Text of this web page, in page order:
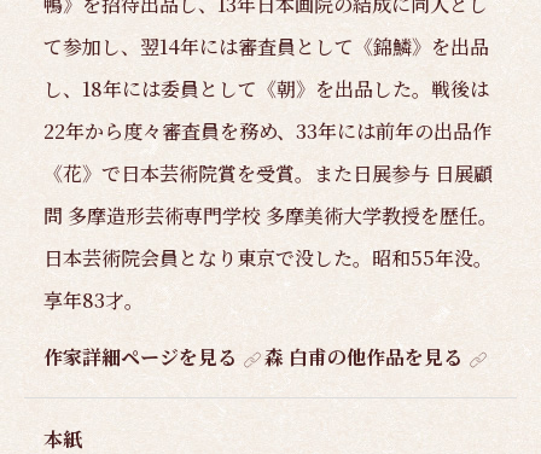
て参加し、翌14年には審査員として《錦鱗》を出品
し、18年には委員として《朝》を出品した。戦後は
22年から度々審査員を務め、33年には前年の出品作
《花》で日本芸術院賞を受賞。また日展参与 日展顧
問 多摩造形芸術専門学校 多摩美術大学教授を歴任。
日本芸術院会員となり東京で没した。昭和55年没。
享年83才。
作家詳細ページを見る 森 白甫の他作品を見る
本紙